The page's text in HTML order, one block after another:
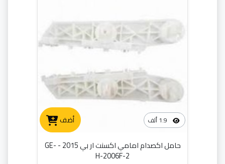
أضف
حامل اكصدام امامي اكسنت ار بي 2015 - GE-
H-2006F-2